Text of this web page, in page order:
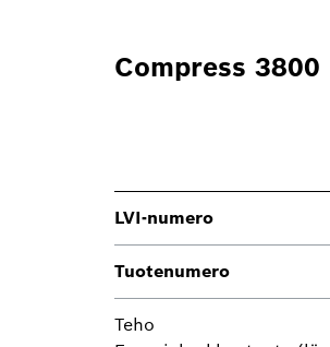
Compress 3800
LVI-numero
Tuotenumero
Teho